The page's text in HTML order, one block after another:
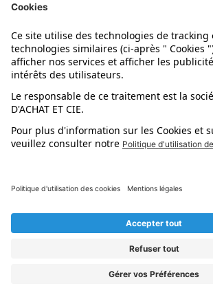
Nos marques
Nos astuces
Évènements
L'application mobile